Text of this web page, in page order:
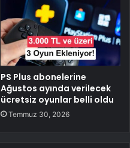
PS Plus abonelerine
Ağustos ayında verilecek
ücretsiz oyunlar belli oldu
Temmuz 30, 2026